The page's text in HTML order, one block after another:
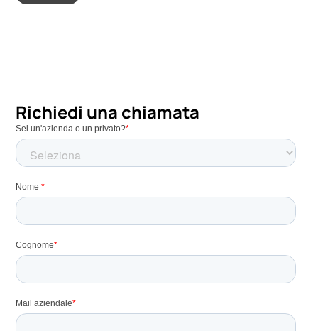
Richiedi una chiamata